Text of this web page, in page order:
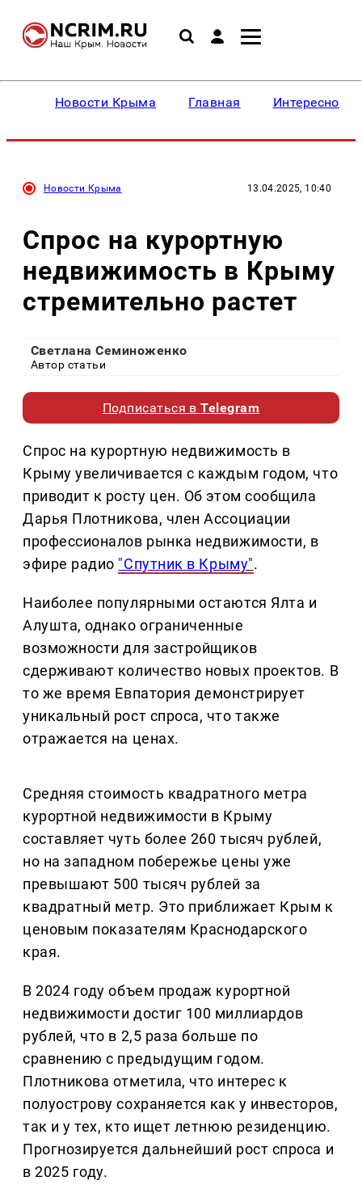
Новости Крыма Главная Интересное
Новости Крыма 13.04.2025, 10:40
Спрос на курортную
недвижимость в Крыму
стремительно растет
Светлана Семиноженко
Автор статьи
Подписаться вTelegram
Спрос на курортную недвижимость в
Крыму увеличивается с каждым годом, что
приводит к росту цен. Об этом сообщила
Дарья Плотникова, член Ассоциации
профессионалов рынка недвижимости, в
эфире радио "Спутник в Крыму".
Наиболее популярными остаются Ялта и
Алушта, однако ограниченные
возможности для застройщиков
сдерживают количество новых проектов. В
то же время Евпатория демонстрирует
уникальный рост спроса, что также
отражается на ценах.
Средняя стоимость квадратного метра
курортной недвижимости в Крыму
составляет чуть более 260 тысяч рублей,
но на западном побережье цены уже
превышают 500 тысяч рублей за
квадратный метр. Это приближает Крым к
ценовым показателям Краснодарского
края.
В 2024 году объем продаж курортной
недвижимости достиг 100 миллиардов
рублей, что в 2,5 раза больше по
сравнению с предыдущим годом.
Плотникова отметила, что интерес к
полуострову сохраняется как у инвесторов,
так и у тех, кто ищет летнюю резиденцию.
Прогнозируется дальнейший рост спроса и
в 2025 году.